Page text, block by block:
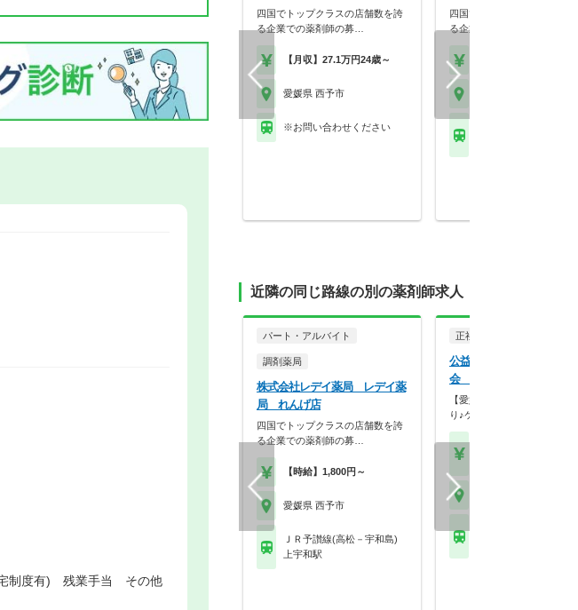
宅制度有) 残業手当 その他
四国でトップクラスの店舗数を誇
る企業での薬剤師の募…
【月収】27.1万円24歳～
愛媛県 西予市
※お問い合わせください
四国でトップクラスの店舗
る企業での薬剤師の募…
近隣の同じ路線の別の薬剤師求人
パート・アルバイト
調剤薬局
株式会社レデイ薬局 レデイ薬
局 れんげ店
四国でトップクラスの店舗数を誇
る企業での薬剤師の募…
【時給】1,800円～
愛媛県 西予市
ＪＲ予讃線(高松－宇和島)
上宇和駅
正社員
公益社団法人地域医療振
会 西予市民病院
【愛媛県西予市】地域人材
り♪ケアミックス病院…